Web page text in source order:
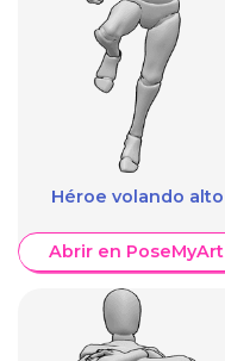
Héroe volando alto
Abrir en PoseMyArt